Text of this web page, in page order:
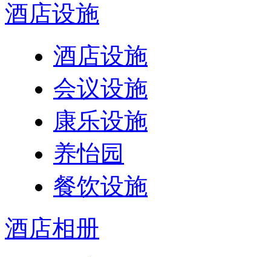
酒店设施
酒店设施
会议设施
康乐设施
养怡园
餐饮设施
酒店相册